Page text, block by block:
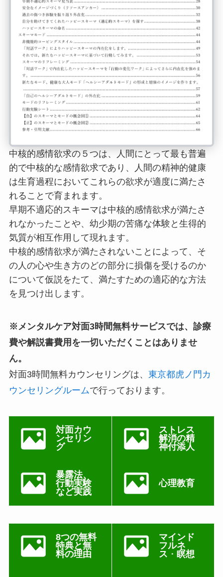
中核的感情欲求の５つは、人間にとって最も普遍
的で中核的な感情欲求であり、人間の精神的健康
は生育過程においてこれらの欲求が適度に満たさ
れることで育まれます。
早期不適応的スキーマは中核的感情欲求が満たさ
れなかったことや、幼少期の苦痛な体験と生得的
気質が相互作用して現れます。
中核的感情欲求が満たされないことによって、そ
の人の心や生き方のどの部分に損傷を受けるのか
について仮説をたて、満たすための適応的な方法
を見つけ出します。
※メンタルケア対面3時間無料サービスでは、診療
費や解説書費用を一切いただくことはありませ
ん。
対面3時間無料カウンセリングは、 東京都虎ノ門カ
ウンセリングルームで行っております。
対面カウ
ンセリン
グ
ストレス
解消の精
神付添人
暴露法、
行動実験
など実践
心理教育
8つの無料
特典と無
料の理由
マインド
フルネ
ス ・ 瞑想